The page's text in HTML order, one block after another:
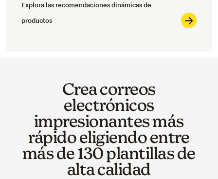
Explora las recomendaciones dinámicas de
productos
Crea correos
electrónicos
impresionantes más
rápido eligiendo entre
más de 130 plantillas de
alta calidad